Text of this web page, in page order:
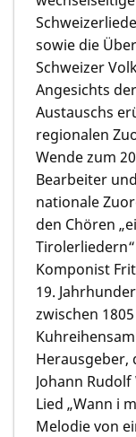
sowie die
Schweizer
Angesichts
Austauschs
regionalen
Wende zum
Bearbeiter
nationale
den Chören
Komponist
19.
zwischen
Herausgeber,
Johann
Lied „Wann i
Melodie von